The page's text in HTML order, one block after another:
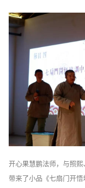
开心果慧鹏法师，与照
带来了小品《七扇门开悟